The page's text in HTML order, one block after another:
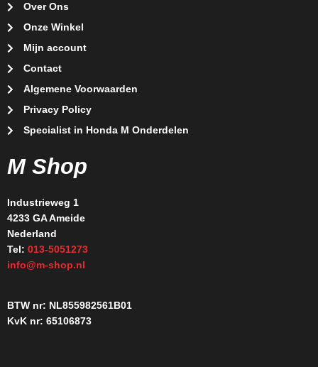
Over Ons
Onze Winkel
Mijn account
Contact
Algemene Voorwaarden
Privacy Policy
Specialist in Honda M Onderdelen
M Shop
Industrieweg 1
4233 GA Ameide
Nederland
Tel: 013-5051273
info@m-shop.nl
BTW nr: NL855982561B01
KvK nr: 65106873